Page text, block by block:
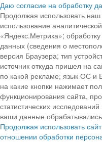
Даю согласие на обработку
Продолжая использовать
использование
«Яндекс.Метрика»;
данных (сведения о
версия Браузера; тип
источник откуда пришел на
по какой рекламе; язык ОС и
на какие кнопки нажимает
функционирования сайта,
статистических
ваши данные
Продолжая использовать
отношении обработки